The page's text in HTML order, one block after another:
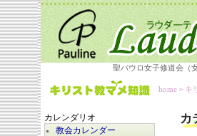
聖パウロ女子修道会（
カレンダリオ
教会カレンダー
home ＞キ
カ